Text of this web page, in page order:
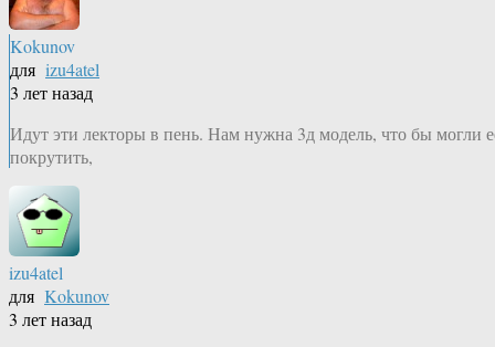
Kokunov
для izu4atel
3 лет назад
Идут эти лекторы в пень. Нам нужна 3д модель, что бы могли
покрутить,
izu4atel
для Kokunov
3 лет назад